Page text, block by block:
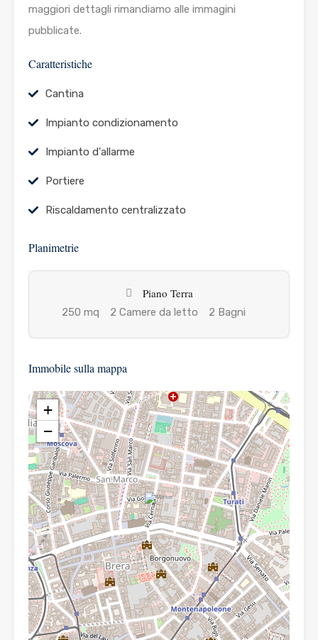
maggiori dettagli rimandiamo alle immagini
pubblicate.
Caratteristiche
Cantina
Impianto condizionamento
Impianto d'allarme
Portiere
Riscaldamento centralizzato
Planimetrie
Piano Terra
250 mq 2 Camere da letto 2 Bagni
Immobile sulla mappa
+
−